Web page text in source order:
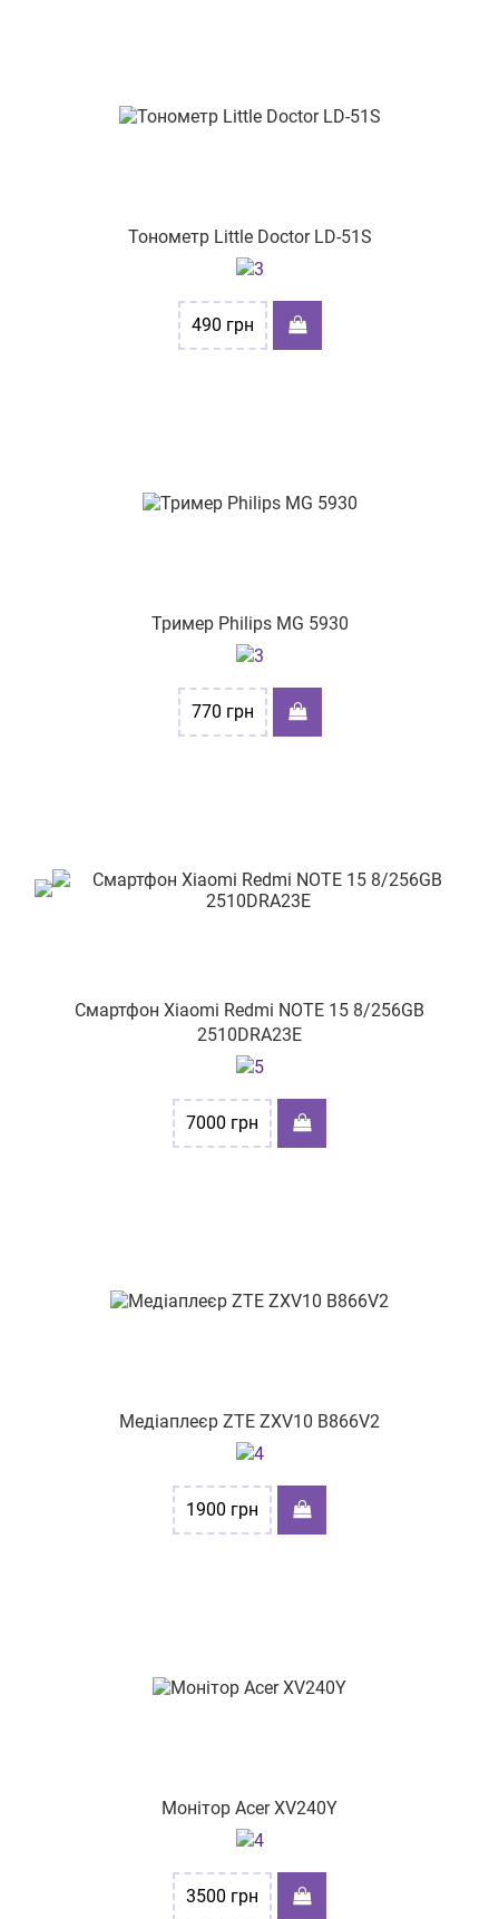
Тонометр Little Doctor LD-51S
490 грн
Тример Philips MG 5930
770 грн
Смартфон Xiaomi Redmi NOTE 15 8/256GB
2510DRA23E
7000 грн
Медіаплеєр ZTE ZXV10 B866V2
1900 грн
Монітор Acer XV240Y
3500 грн